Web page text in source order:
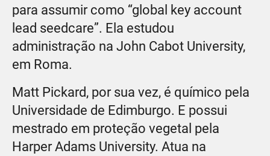
para assumir como “global key account
lead seedcare”. Ela estudou
administração na John Cabot University,
em Roma.
Matt Pickard, por sua vez, é químico pela
Universidade de Edimburgo. E possui
mestrado em proteção vegetal pela
Harper Adams University. Atua na